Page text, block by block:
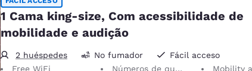
1 Cama king-size, Com acessibilidade de
mobilidade e audição
2 huéspedes No fumador
Fácil acceso
Free WiFi
Números de quartos em braile
Mobility and